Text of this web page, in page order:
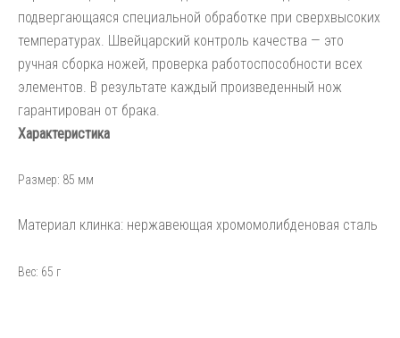
подвергающаяся специальной обработке при сверхвысоких
температурах. Швейцарский контроль качества — это
ручная сборка ножей, проверка работоспособности всех
элементов. В результате каждый произведенный нож
гарантирован от брака.
Характеристика
Размер: 85 мм
Материал клинка: нержавеющая хромомолибденовая сталь
Вес: 65 г